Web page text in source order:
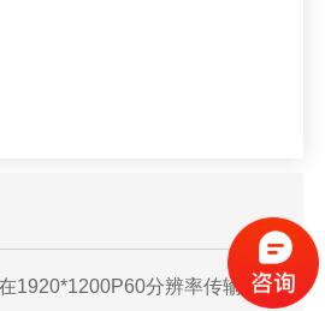
1920*1200P60分辨率传输150